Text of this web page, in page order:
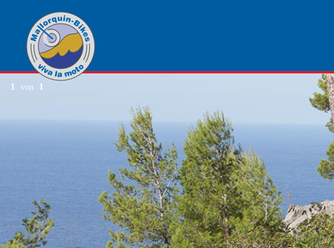
1 von 1